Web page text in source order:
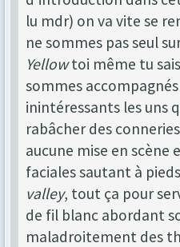
lu mdr) on va vite se
ne sommes pas seul
Yellowtoi même tu
sommes
inintéressants les uns
rabâcher des
aucune mise en scène
faciales sautant à
valley, tout ça pour
de fil blanc abordant
maladroitement des